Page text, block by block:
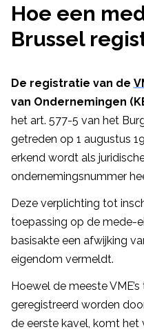
Hoe een
Brussel
De registratie van de
van Ondernemingen
het art. 577-5 van het
getreden op 1 augustus
erkend wordt als
ondernemingsnummer
Deze verplichting tot
toepassing op de mede-
basisakte een afwijking
eigendom vermeldt.
Hoewel de meeste
geregistreerd worden
de eerste kavel, komt